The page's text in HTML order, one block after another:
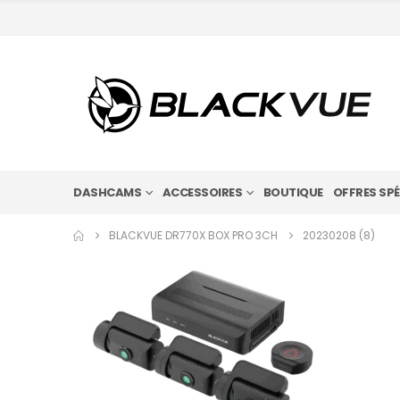
DASHCAMS ACCESSOIRES BOUTIQUE OFFRES
BLACKVUE DR770X BOX PRO 3CH 20230208 (8)